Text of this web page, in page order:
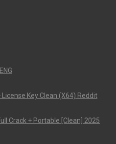
Key Clean (x64) Reddit
Crack + Portable [Clean] 2025